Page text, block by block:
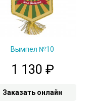
Вымпел №10
1 130 ₽
Заказать онлайн